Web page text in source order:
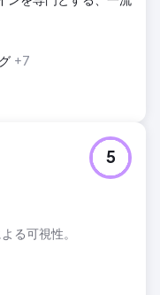
+7
る可視性。
5